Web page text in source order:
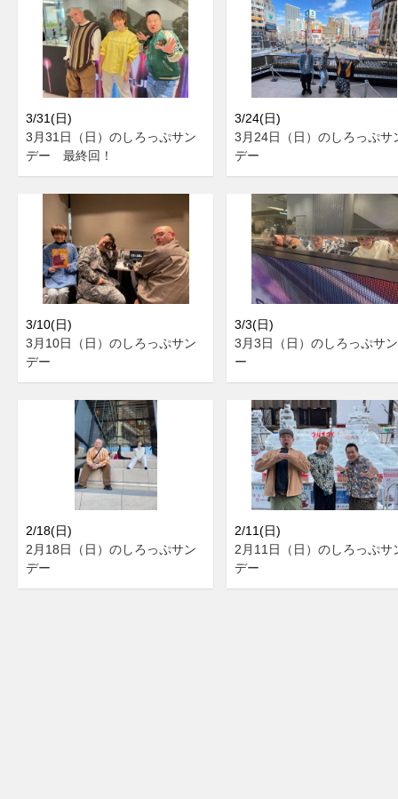
3/31(日)
3月31日（日）のしろっぷサン
デー 最終回！
3/24(日)
3月24日（日）のしろっぷサ
デー
3/10(日)
3月10日（日）のしろっぷサン
デー
3/3(日)
3月3日（日）のしろっぷサ
ー
2/18(日)
2月18日（日）のしろっぷサン
デー
2/11(日)
2月11日（日）のしろっぷサ
デー